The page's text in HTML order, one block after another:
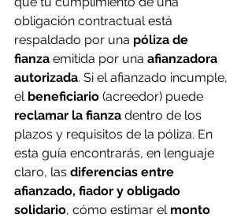
obligación contractual está
respaldado por una póliza de
fianza emitida por una afianzadora
autorizada. Si el afianzado incumple,
el beneficiario (acreedor) puede
reclamar la fianza dentro de los
plazos y requisitos de la póliza. En
esta guía encontrarás, en lenguaje
claro, las diferencias entre
afianzado, fiador y obligado
solidario, cómo estimar el monto